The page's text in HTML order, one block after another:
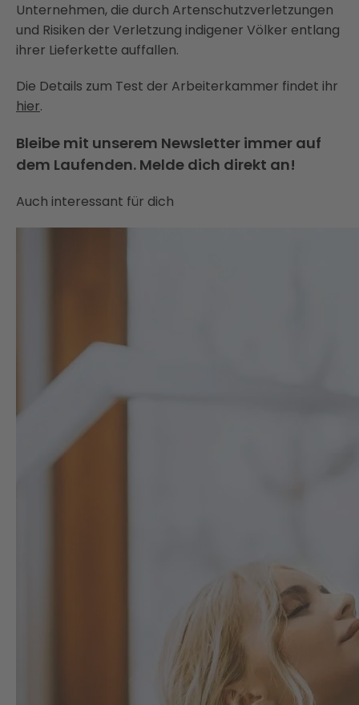
Unternehmen, die durch Artenschutzverletzungen
und Risiken der Verletzung indigener Völker entlang
ihrer Lieferkette auffallen.
Die Details zum Test der Arbeiterkammer findet ihr
hier.
Bleibe mit unserem Newsletter immer auf
dem Laufenden. Melde dich direkt an!
Auch interessant für dich